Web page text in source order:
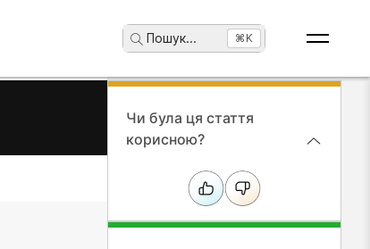
Пошук... ⌘K
Чи була ця стаття
корисною?